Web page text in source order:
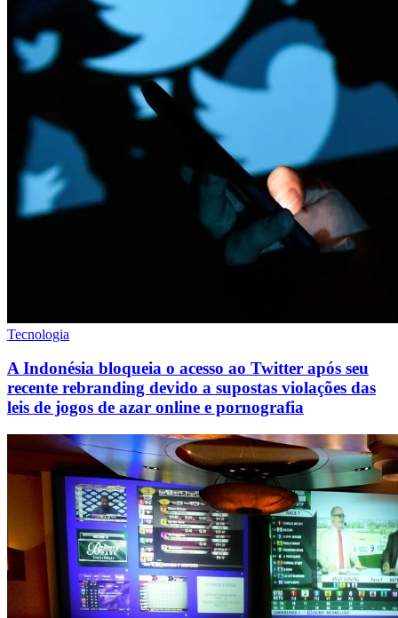
Tecnologia
A Indonésia bloqueia o acesso ao Twitter após seu
recente rebranding devido a supostas violações das
leis de jogos de azar online e pornografia